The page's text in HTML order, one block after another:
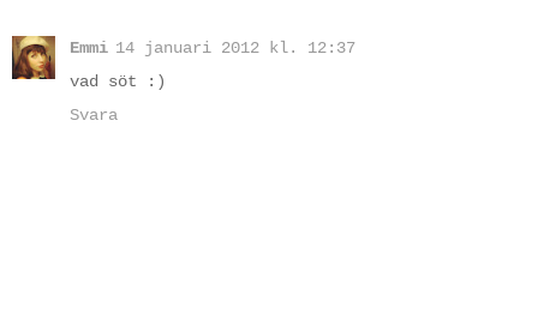
Emmi 14 januari 2012 kl. 12:37
vad söt :)
Svara